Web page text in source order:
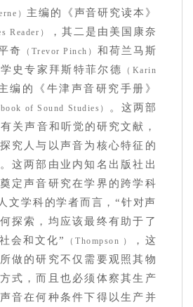
） 主编的《声音研究读本》
Reader）
，其二是由美国康奈
奇
（Trevor Pinch）和荷兰马斯
史专家拜斯特菲尔德
（Karin
编的《牛津声音研究手册》
of Sound Studies）
。这两部
关声音和听觉的研究文献，
究人与以声音为核心特征的
这两部由业内知名出版社出
定声音研究在学界的跨学科
文学科的学者而言，“针对声
探索，均应该最终有助于了
会和文化”
（Thompson ）
，这
做的研究不仅需要观照其物
式，而且也必须体察其生产
音在何种条件下得以生产并